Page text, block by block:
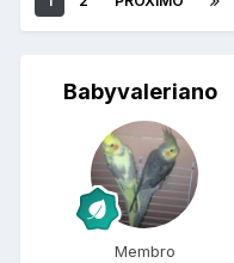
Babyvaleriano
Membro